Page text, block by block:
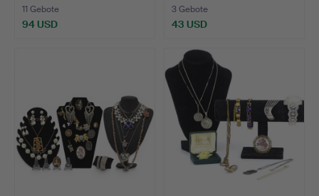
11 Gebote
94 USD
3 Gebote
43 USD